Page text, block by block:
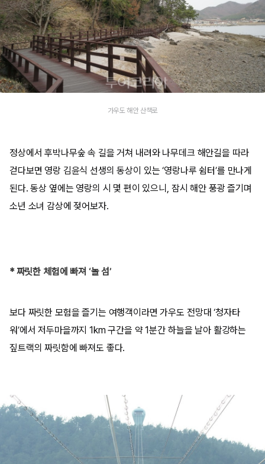
가우도 해안 산책로
정상에서 후박나무숲 속 길을 거쳐 내려와 나무데크 해안길을 따라
걷다보면 영랑 김윤식 선생의 동상이 있는 ‘영랑나루 쉼터’를 만나게
된다. 동상 옆에는 영랑의 시 몇 편이 있으니, 잠시 해안 풍광 즐기며
소년 소녀 감상에 젖어보자.
* 짜릿한 체험에 빠져 ‘놀 섬’
보다 짜릿한 모험을 즐기는 여행객이라면 가우도 전망대 ‘청자타
워’에서 저두마을까지 1km 구간을 약 1분간 하늘을 날아 활강하는
짚트랙의 짜릿함에 빠져도 좋다.